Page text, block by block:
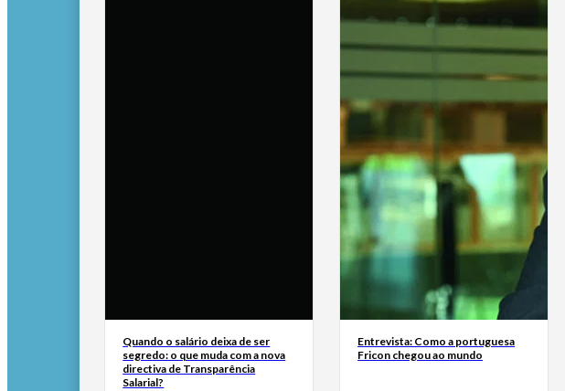
Quando o salário deixa de ser
segredo: o que muda com a nova
directiva de Transparência
Salarial?
Entrevista: Como a portuguesa
Fricon chegou ao mundo